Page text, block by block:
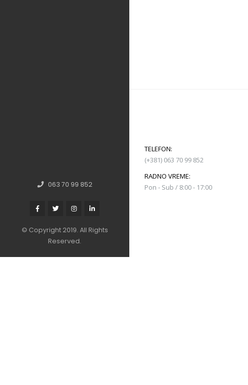
063 70 99 852
© Copyright 2019. All Rights
Reserved.
TELEFON:
(+381) 063 70 99 852
office@alpinostone.rs
RADNO VREME:
Pon - Sub / 8:00 - 17:00